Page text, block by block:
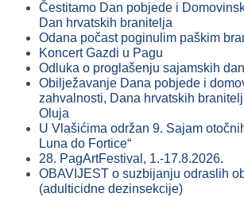
Čestitamo Dan pobjede i
Dan hrvatskih branitelja
Odana počast poginulim paškim
Koncert Gazdi u Pagu
Odluka o proglašenju sajamskih
Obilježavanje Dana pobjede i
zahvalnosti, Dana hrvatskih
Oluja
U Vlašićima održan 9. Sajam
Luna do Fortice“
28. PagArtFestival, 1.-17.8.2026.
OBAVIJEST o suzbijanju odraslih
(adulticidne dezinsekcije)